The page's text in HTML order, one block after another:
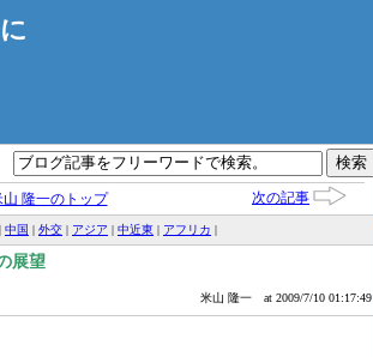
山 隆一のトップ
次の記事
| 中国 | 外交 | アジア | 中近東 | アフリカ |
展望
米山 隆一 at 2009/7/10 01:17:49